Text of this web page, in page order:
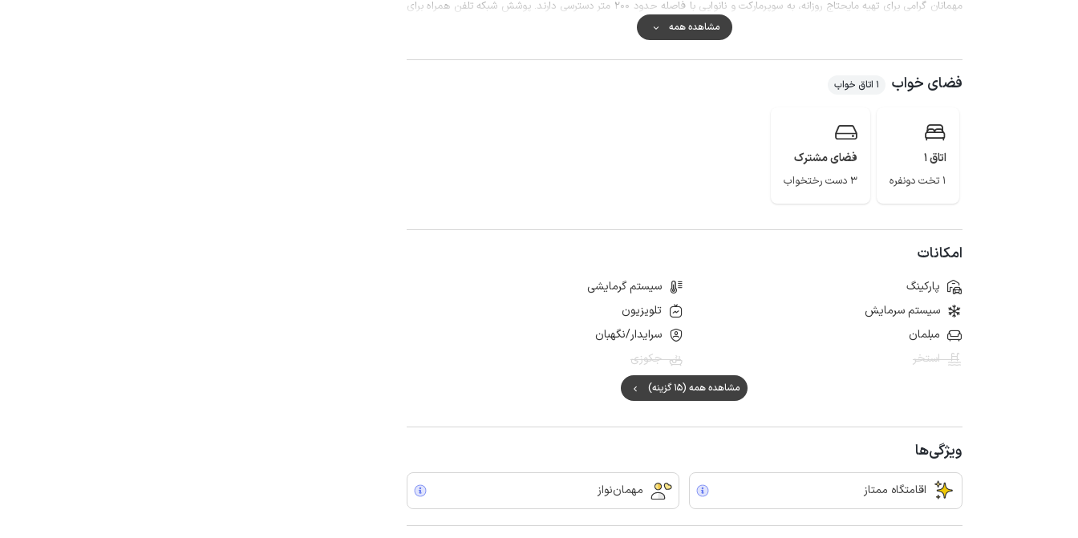
مهمانان گرامی برای تهیه مایحتاج روزانه، به سوپرمارکت و نانوایی با فاصله حدود 200 متر دسترسی دارند. پوشش شبکه تلفن همراه برای
اپراتور همراه اول در مکالمه خوب و دسترسی به اینترنت به صورت 4g می باشد ولی ایرانسل فاقد آنتن دهی است.
سرزمین موج های آبی، آرامگاه فردوسی، چالیدره و پارک کوهسنگی بخشی از جاذبه های تفریحی و گردشگری مشهد می باشد.
این ساختمان تا اولین ایستگاه مترو حدود 3 کیلومتر فاصله دارد.
مشاهده همه
فضای خواب 1 اتاق خواب
اتاق 1
1 تخت دونفره
فضای مشترک
3 دست رختخواب
امکانات
پارکینگ
سیستم گرمایشی
سیستم سرمایش
تلویزیون
مبلمان
سرایدار/نگهبان
استخر
جکوزی
مشاهده همه (15 گزینه)
ویژگی‌ها
اقامتگاه ممتاز مهمان‌نواز